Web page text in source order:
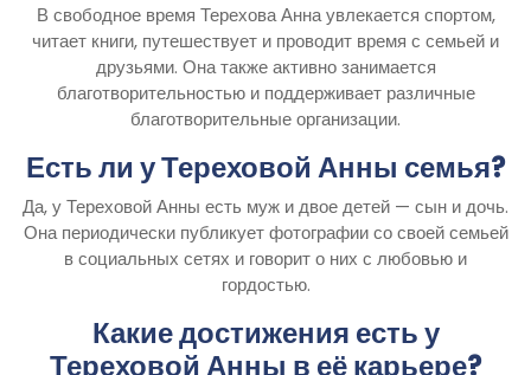
В свободное время Терехова Анна увлекается спортом,
читает книги, путешествует и проводит время с семьей и
друзьями. Она также активно занимается
благотворительностью и поддерживает различные
благотворительные организации.
Есть ли у Тереховой Анны семья?
Да, у Тереховой Анны есть муж и двое детей — сын и дочь.
Она периодически публикует фотографии со своей семьей
в социальных сетях и говорит о них с любовью и
гордостью.
Какие достижения есть у
Тереховой Анны в её карьере?